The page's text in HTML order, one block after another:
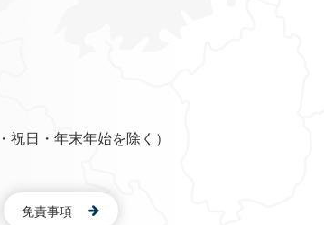
日・年末年始を除く）
免責事項